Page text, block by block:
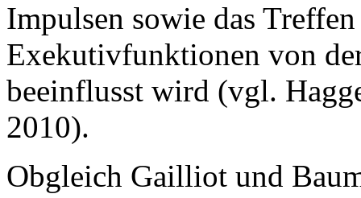
Impulsen sowie das
Exekutivfunktionen von
beeinflusst wird (vgl.
2010).
Obgleich Gailliot und